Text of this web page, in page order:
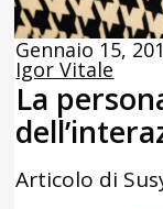
Gennaio 15,
Igor Vitale
La
Articolo di